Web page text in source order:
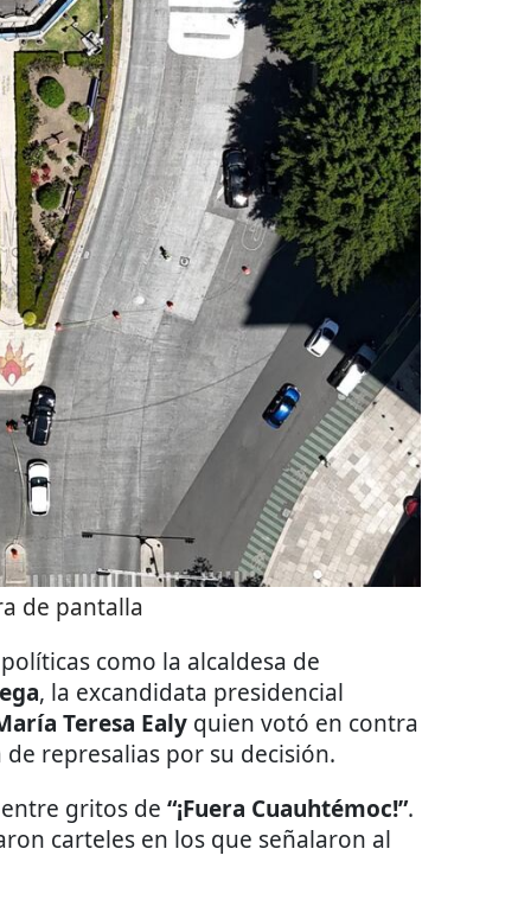
de pantalla
como la alcaldesa de
, la excandidata presidencial
Teresa Ealy quien votó en contra
represalias por su decisión.
gritos de “¡Fuera Cuauhtémoc!”.
carteles en los que señalaron al